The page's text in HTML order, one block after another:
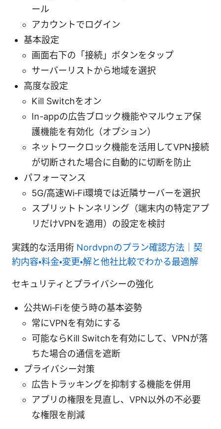
ール
アカウントでログイン
基本設定
画面右下の「接続」ボタンをタップ
サーバーリストから地域を選択
高度な設定
Kill Switchをオン
In-appの広告ブロック機能やマルウェア保
護機能を有効化（オプション）
ネットワークロック機能を活用してVPN接続
が切断された場合に自動的に切断を防止
パフォーマンス
5G/高速Wi‑Fi環境では近隣サーバーを選択
スプリットトンネリング（端末内の特定アプ
リだけVPNを適用）の設定を検討
実践的な活用術 Nordvpnのプラン確認方法｜契
約内容・料金・変更・解と他社比較でわかる最適解
セキュリティとプライバシーの強化
公共Wi‑Fiを使う時の基本姿勢
常にVPNを有効にする
可能ならKill Switchを有効にして、VPNが落
ちた場合の通信を遮断
プライバシー対策
広告トラッキングを抑制する機能を併用
アプリの権限を見直し、VPN以外の不必要
な権限を削減